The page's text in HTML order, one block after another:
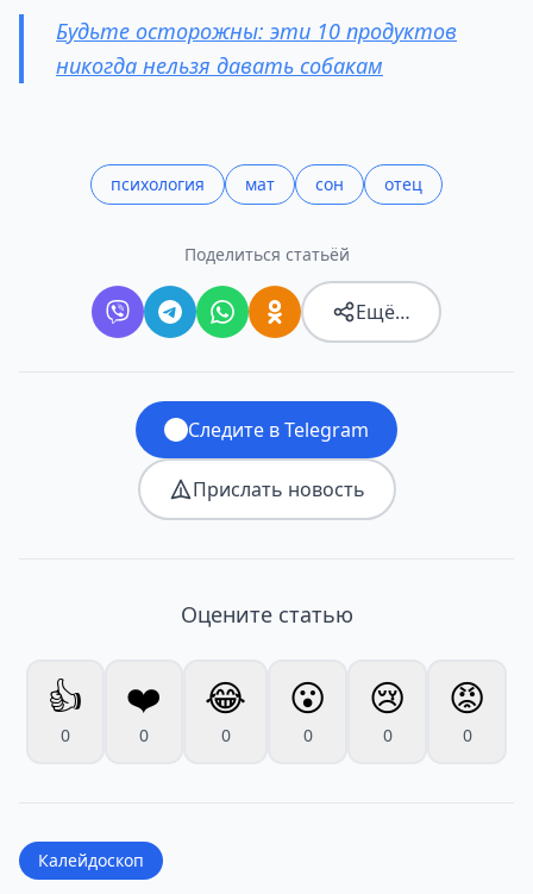
Будьте осторожны: эти 10 продуктов
никогда нельзя давать собакам
психология мат сон отец
Поделиться статьёй
Ещё…
Следите в Telegram
Прислать новость
Оцените статью
👍
0
❤️
0
😂
0
😮
0
😢
0
😡
0
Калейдоскоп